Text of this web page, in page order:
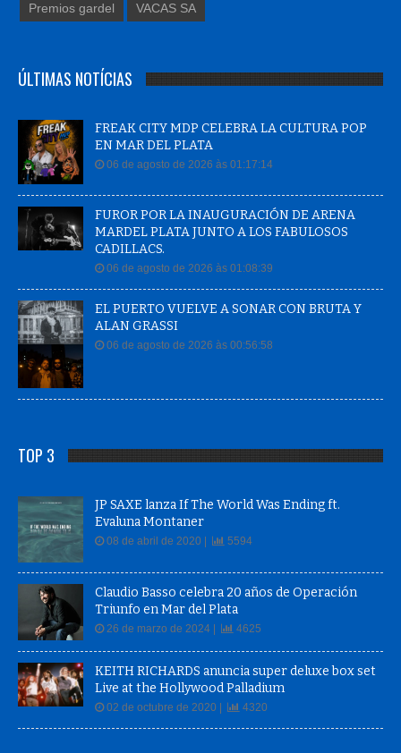
Premios gardel VACAS SA
ÚLTIMAS NOTÍCIAS
FREAK CITY MDP CELEBRA LA CULTURA POP
EN MAR DEL PLATA
06 de agosto de 2026 às 01:17:14
FUROR POR LA INAUGURACIÓN DE ARENA
MARDEL PLATA JUNTO A LOS FABULOSOS
CADILLACS.
06 de agosto de 2026 às 01:08:39
EL PUERTO VUELVE A SONAR CON BRUTA Y
ALAN GRASSI
06 de agosto de 2026 às 00:56:58
TOP 3
JP SAXE lanza If The World Was Ending ft.
Evaluna Montaner
08 de abril de 2020 | 5594
Claudio Basso celebra 20 años de Operación
Triunfo en Mar del Plata
26 de marzo de 2024 | 4625
KEITH RICHARDS anuncia super deluxe box set
Live at the Hollywood Palladium
02 de octubre de 2020 | 4320